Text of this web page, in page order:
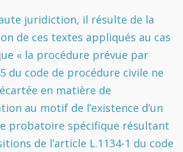
juridiction, il résulte de la
de ces textes appliqués au cas
« la procédure prévue par
du code de procédure civile ne
en matière de
au motif de l’existence d’un
probatoire spécifique résultant
de l’article L.1134-1 du code